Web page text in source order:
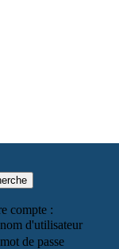
compte :
d'utilisateur
de passe